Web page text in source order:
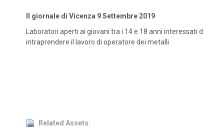
Il giornale di Vicenza 9 Settembre 2019
Laboratori aperti ai giovani tra i 14 e 18 anni interessati d
intraprendere il lavoro di operatore dei metalli
Related Assets: